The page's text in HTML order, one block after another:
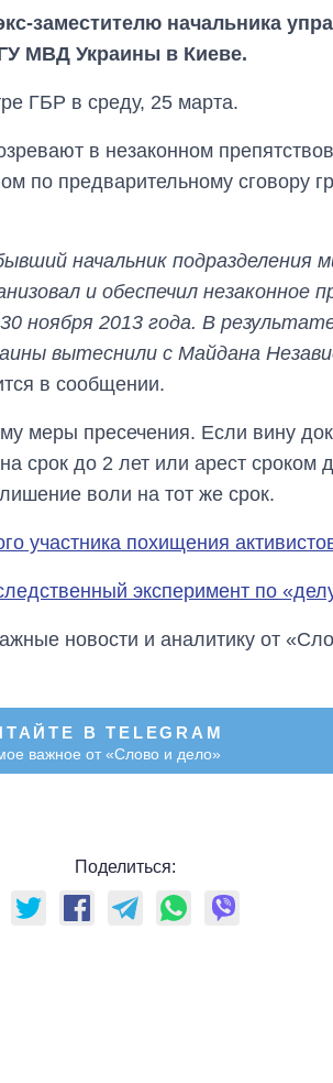
заместителю начальника
МВД Украины в Киеве.
ГБР в среду, 25 марта.
в незаконном
по предварительному сговору
начальник подразделения
и обеспечил незаконное
ноября 2013 года. В
вытеснили с Майдана
в сообщении.
меры пресечения. Если вину
срок до 2 лет или арест сроком
воли на тот же срок.
участника похищения
эксперимент по
новости и аналитику от
В TELEGRAM
важное от «Слово и дело»
Поделиться: